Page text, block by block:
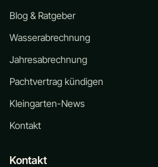
Blog & Ratgeber
Wasserabrechnung
Jahresabrechnung
Pachtvertrag kündigen
Kleingarten-News
Kontakt
Kontakt